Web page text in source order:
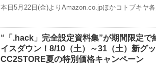
本日5月22日(金)よりAmazon.co.jpほかコトブキヤ
“「.hack」完全設定資料集”が期間限定で
イスダウン！8/10（土）～31（土）新グ
CC2STORE夏の特別価格キャンペーン